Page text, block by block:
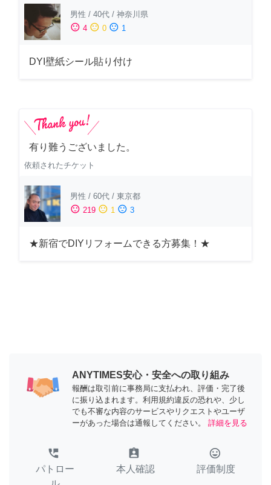
男性 / 40代 / 神奈川県
sentiment_satisfied 4 sentiment_neutral 0 sentiment_dissatisfied 1
DYI壁紙シール貼り付け
有り難うございました。
依頼されたチケット
男性 / 60代 / 東京都
sentiment_satisfied 219 sentiment_neutral 1 sentiment_dissatisfied 3
★新宿でDIYリフォームできる方募集！★
ANYTIMES安心・安全への取り組み
報酬は取引前に事務局に支払われ、評価・完了後
に振り込まれます。利用規約違反の恐れや、少し
でも不審な内容のサービスやリクエストやユーザ
ーがあった場合は通報してください。
詳細を見る
perm_phone_msg
パトロー
assignment_ind
本人確認
tag_faces
評価制度